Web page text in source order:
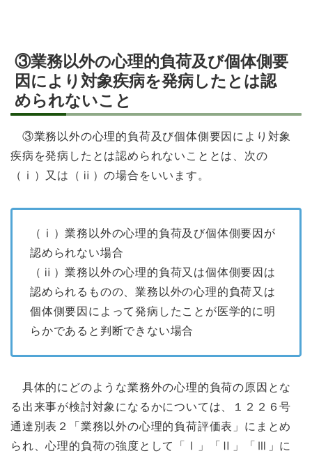
③業務以外の心理的負荷及び個体側要
因により対象疾病を発病したとは認
められないこと
③業務以外の心理的負荷及び個体側要因により対象
疾病を発病したとは認められないこととは、次の
（ⅰ）又は（ⅱ）の場合をいいます。
（ⅰ）業務以外の心理的負荷及び個体側要因が
認められない場合
（ⅱ）業務以外の心理的負荷又は個体側要因は
認められるものの、業務以外の心理的負荷又は
個体側要因によって発病したことが医学的に明
らかであると判断できない場合
具体的にどのような業務外の心理的負荷の原因とな
る出来事が検討対象になるかについては、１２２６号
通達別表２「業務以外の心理的負荷評価表」にまとめ
られ、心理的負荷の強度として「Ⅰ」「Ⅱ」「Ⅲ」に